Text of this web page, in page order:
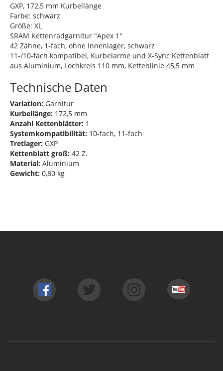
GXP, 172,5 mm Kurbellänge
Farbe: schwarz
Größe: XL
SRAM Kettenradgarnitur "Apex 1"
42 Zähne, 1-fach, ohne Innenlager, schwarz
11-/10-fach kompatibel, Kurbelarme und X-Sync Kettenblatt
aus Aluminium, Lochkreis 110 mm, Kettenlinie 45,5 mm
Technische Daten
Variation: Garnitur
Kurbellänge: 172,5 mm
Anzahl Kettenblätter: 1
Systemkompatibilität: 10-fach, 11-fach
Tretlager: GXP
Kettenblatt groß: 42 Z.
Material: Aluminium
Gewicht: 0,80 kg